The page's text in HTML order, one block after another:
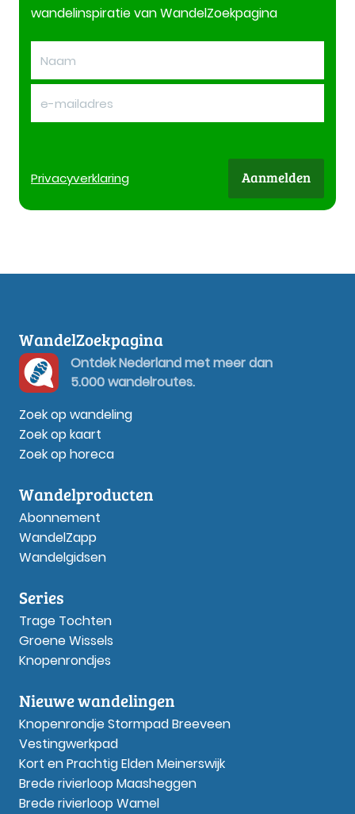
wandelinspiratie van WandelZoekpagina
Privacyverklaring Aanmelden
WandelZoekpagina
Ontdek Nederland met meer dan
5.000 wandelroutes.
Zoek op wandeling
Zoek op kaart
Zoek op horeca
Wandelproducten
Abonnement
WandelZapp
Wandelgidsen
Series
Trage Tochten
Groene Wissels
Knopenrondjes
Nieuwe wandelingen
Knopenrondje Stormpad Breeveen
Vestingwerkpad
Kort en Prachtig Elden Meinerswijk
Brede rivierloop Maasheggen
Brede rivierloop Wamel